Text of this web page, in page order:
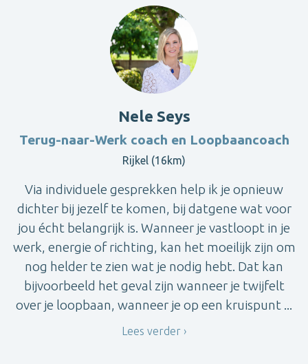
Nele Seys
Terug-naar-Werk coach en Loopbaancoach
Rijkel (16km)
Via individuele gesprekken help ik je opnieuw
dichter bij jezelf te komen, bij datgene wat voor
jou écht belangrijk is. Wanneer je vastloopt in je
werk, energie of richting, kan het moeilijk zijn om
nog helder te zien wat je nodig hebt. Dat kan
bijvoorbeeld het geval zijn wanneer je twijfelt
over je loopbaan, wanneer je op een kruispunt ...
Lees verder